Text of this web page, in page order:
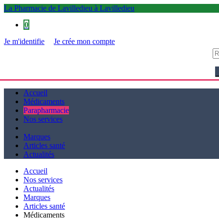
La Pharmacie de Lavilledieu à Lavilledieu
0
Je m'identifie
Je crée mon compte
Accueil
Médicaments
Parapharmacie
Nos services
Marques
Articles santé
Actualités
Accueil
Nos services
Actualités
Marques
Articles santé
Médicaments